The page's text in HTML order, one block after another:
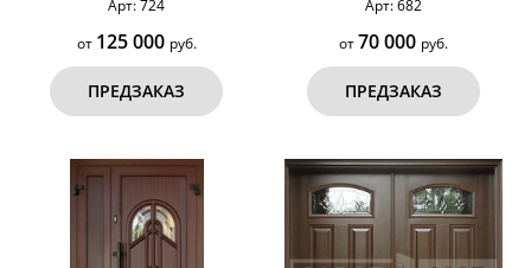
Арт: 724
от 125 000 руб.
ПРЕДЗАКАЗ
Арт: 682
от70 000 руб.
ПРЕДЗАКАЗ